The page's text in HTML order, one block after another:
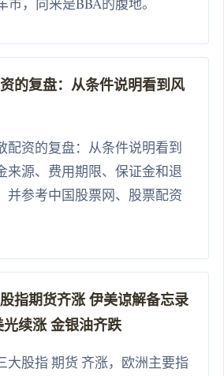
，向来是BBA的腹地。
的复盘：从条件说明看到风
配资的复盘：从条件说明看到
来源、费用期限、保证金和退
并参考中国股票网、股票配资
指期货齐涨 伊美谅解备忘录
续涨 金银油齐跌
大股指 期货 齐涨，欧洲主要指